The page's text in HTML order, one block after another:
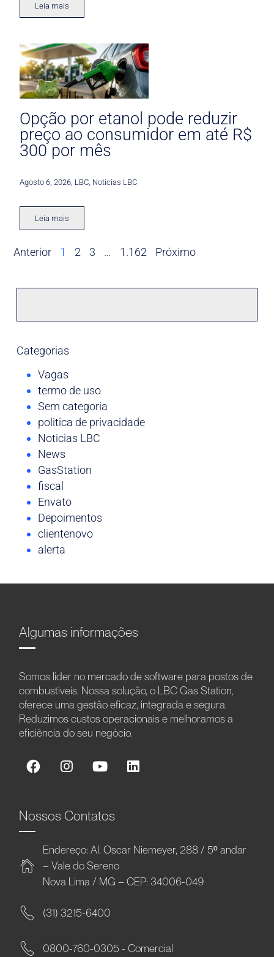
Leia mais
Opção por etanol pode reduzir
preço ao consumidor em até R$
300 por mês
Agosto 6, 2026 LBC Noticias LBC
Leia mais
Anterior 1 2 3 … 1.162 Próximo
Categorias
Vagas
termo de uso
Sem categoria
politica de privacidade
Noticias LBC
News
GasStation
fiscal
Envato
Depoimentos
clientenovo
alerta
Algumas informações
Somos líder no mercado de software para postos de
combustíveis. Nossa solução, o LBC Gas Station,
oferece uma gestão eficaz, integrada e segura.
Reduzimos custos operacionais e melhoramos a
eficiência do seu negócio.
Nossos Contatos
Endereço: Al. Oscar Niemeyer, 288 / 5º andar
– Vale do Sereno
Nova Lima / MG – CEP: 34006-049
(31) 3215-6400
0800-760-0305 - Comercial